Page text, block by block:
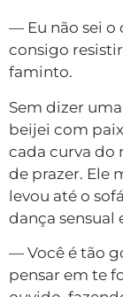
— Eu não sei o
consigo
faminto.
Sem dizer
beijei com
cada curva do
de prazer. Ele
levou até o
dança sensual
— Você é tão
pensar em te